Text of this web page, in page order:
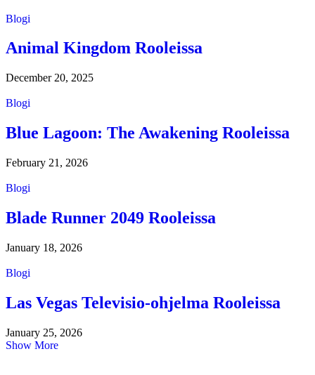
Blogi
Animal Kingdom Rooleissa
December 20, 2025
Blogi
Blue Lagoon: The Awakening Rooleissa
February 21, 2026
Blogi
Blade Runner 2049 Rooleissa
January 18, 2026
Blogi
Las Vegas Televisio-ohjelma Rooleissa
January 25, 2026
Show More